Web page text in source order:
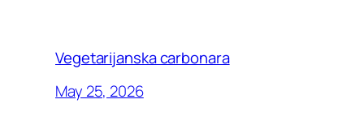
Vegetarijanska carbonara
May 25, 2026